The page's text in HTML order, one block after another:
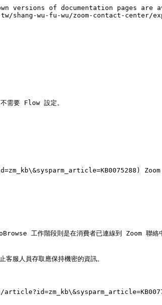
of documentation pages are
wu-fu-wu/zoom-contact-center/
需要 Flow 設定。
Zoom
工作階段則是在消費者已連線到 Zoom 聯絡
服人員存取應保持機密的資訊。